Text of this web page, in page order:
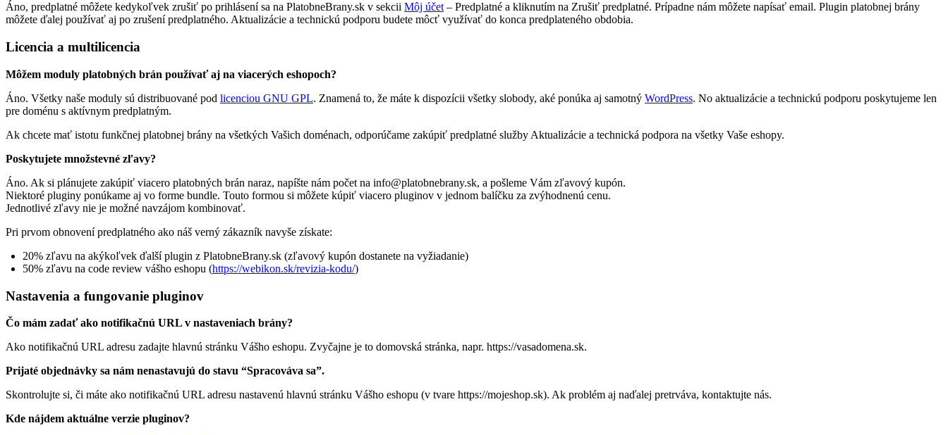
Áno, predplatné môžete kedykoľvek zrušiť po prihlásení sa na PlatobneBrany.sk v sekcii Môj účet– Predplatné a kliknutím na Zrušiť predplatné. Prípadne nám môžete napísať email. Plugin platobnej brány
môžete ďalej používať aj po zrušení predplatného. Aktualizácie a technickú podporu budete môcť využívať do konca predplateného obdobia.
Licencia a multilicencia
Môžem moduly platobných brán používať aj na viacerých eshopoch?
Áno. Všetky naše moduly sú distribuované pod licenciou GNU GPL. Znamená to, že máte k dispozícii všetky slobody, aké ponúka aj samotný WordPress. No aktualizácie a technickú podporu poskytujeme len
pre doménu s aktívnym predplatným.
Ak chcete mať istotu funkčnej platobnej brány na všetkých Vašich doménach, odporúčame zakúpiť predplatné služby Aktualizácie a technická podpora na všetky Vaše eshopy.
Poskytujete množstevné zľavy?
Áno. Ak si plánujete zakúpiť viacero platobných brán naraz, napíšte nám počet na info@platobnebrany.sk, a pošleme Vám zľavový kupón.
Niektoré pluginy ponúkame aj vo forme bundle. Touto formou si môžete kúpiť viacero pluginov v jednom balíčku za zvýhodnenú cenu.
Jednotlivé zľavy nie je možné navzájom kombinovať.
Pri prvom obnovení predplatného ako náš verný zákazník navyše získate:
20% zľavu na akýkoľvek ďalší plugin z PlatobneBrany.sk (zľavový kupón dostanete na vyžiadanie)
50% zľavu na code review vášho eshopu (https://webikon.sk/revizia-kodu/)
Nastavenia a fungovanie pluginov
Čo mám zadať ako notifikačnú URL v nastaveniach brány?
Ako notifikačnú URL adresu zadajte hlavnú stránku Vášho eshopu. Zvyčajne je to domovská stránka, napr. https://vasadomena.sk.
Prijaté objednávky sa nám nenastavujú do stavu “Spracováva sa”.
Skontrolujte si, či máte ako notifikačnú URL adresu nastavenú hlavnú stránku Vášho eshopu (v tvare https://mojeshop.sk). Ak problém aj naďalej pretrváva, kontaktujte nás.
Kde nájdem aktuálne verzie pluginov?